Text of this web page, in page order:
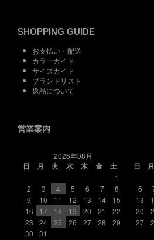
SHOPPING GUIDE
お支払い・配送
カラーガイド
サイズガイド
ブランドリスト
返品について
営業案内
2026年08月
日
月 火 水 木 金
土
1
2
3 4 5 6 7
8
9
10 11 12 13 14
15
16
17 18 19 20 21
22
23
24 25 26 27 28
29
30
31
日
月
6
13
20
27